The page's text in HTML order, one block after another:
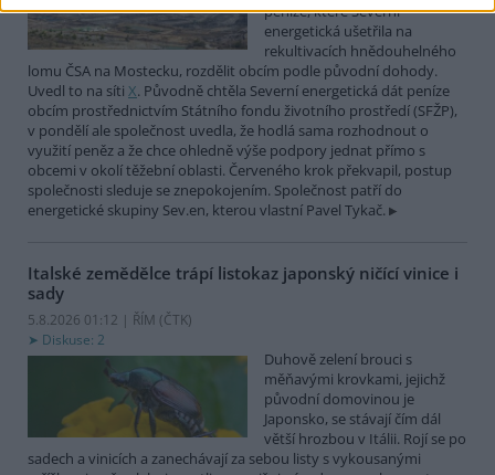
peníze, které Severní
energetická ušetřila na
rekultivacích hnědouhelného
lomu ČSA na Mostecku, rozdělit obcím podle původní dohody.
Uvedl to na síti X. Původně chtěla Severní energetická dát peníze
obcím prostřednictvím Státního fondu životního prostředí (SFŽP),
v pondělí ale společnost uvedla, že hodlá sama rozhodnout o
využití peněz a že chce ohledně výše podpory jednat přímo s
obcemi v okolí těžební oblasti. Červeného krok překvapil, postup
společnosti sleduje se znepokojením. Společnost patří do
energetické skupiny Sev.en, kterou vlastní Pavel Tykač.
Italské zemědělce trápí listokaz japonský ničící vinice i
sady
5.8.2026 01:12 | ŘÍM (ČTK)
Diskuse: 2
Duhově zelení brouci s
měňavými krovkami, jejichž
původní domovinou je
Japonsko, se stávají čím dál
větší hrozbou v Itálii. Rojí se po
sadech a vinicích a zanechávají za sebou listy s vykousanými